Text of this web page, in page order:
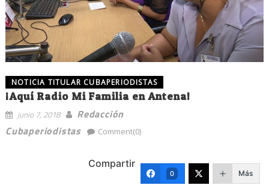
NOTICIA TITULAR CUBAPERIODISTAS
¡Aquí Radio Mi Familia en Antena!
junio 7, 2018
Redacción
Cubaperiodistas
Comment(0)
Compartir
0 Más